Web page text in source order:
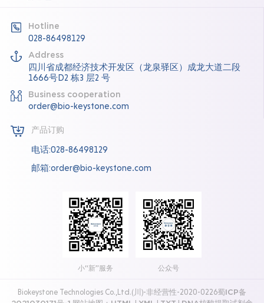
Hotline
028-86498129
Address
四川省成都经济技术开发区（龙泉驿区）成龙大道二段
1666号D2 栋3 层2 号
Business cooperation
order@bio-keystone.com
产品订购
电话:028-86498129
邮箱:order@bio-keystone.com
小“新”服务 公众号
Biokeystone Technologies Co.,Ltd.(川)-非经营性-2020-0226蜀ICP备